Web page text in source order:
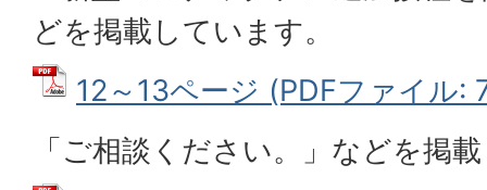
どを掲載しています。
12～13ページ (PDFファイル:
「ご相談ください。」などを掲